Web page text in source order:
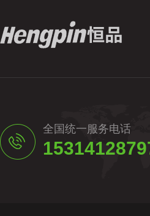
全国统一服务电话